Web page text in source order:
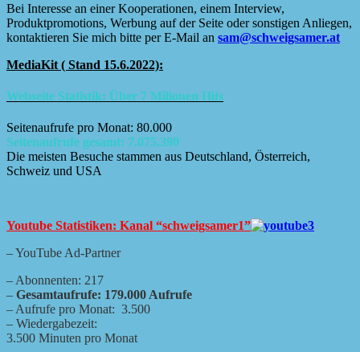
Bei Interesse an einer Kooperationen, einem Interview,
Produktpromotions, Werbung auf der Seite oder sonstigen Anliegen,
kontaktieren Sie mich bitte per E-Mail an sam@schweigsamer.at
MediaKit ( Stand 15.6.2022):
Webseite Statistik: Über 7 Milionen Hits
Seitenaufrufe pro Monat: 80.000
Seitenaufrufe gesamt: 7.075.390
Die meisten Besuche stammen aus Deutschland, Österreich,
Schweiz und USA
Youtube Statistiken: Kanal “schweigsamer1”
– YouTube Ad-Partner
– Abonnenten: 217
– Gesamtaufrufe: 179.000 Aufrufe
– Aufrufe pro Monat: 3.500
– Wiedergabezeit:
3.500 Minuten pro Monat